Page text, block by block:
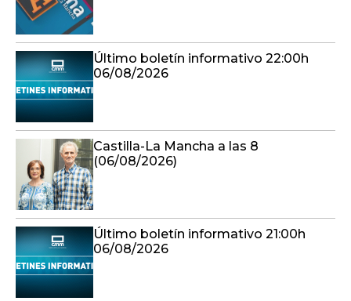
Último boletín informativo 22:00h
06/08/2026
Castilla-La Mancha a las 8
(06/08/2026)
Último boletín informativo 21:00h
06/08/2026